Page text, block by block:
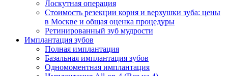
Лоскутная операция
Стоимость резекции корня и верхушки зуба: цены
в Москве и общая оценка процедуры
Ретинированный зуб мудрости
Имплантация зубов
Полная имплантация
Базальная имплантация зубов
Одномоментная имплантация